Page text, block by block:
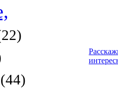
(44)